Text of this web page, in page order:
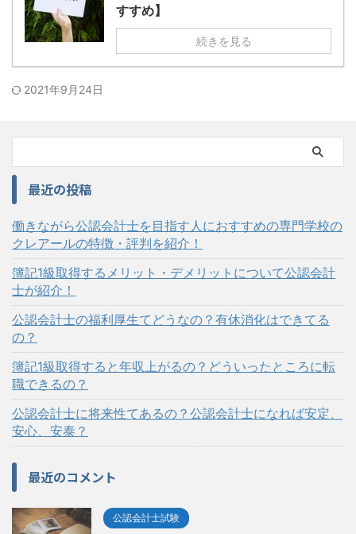
すすめ】
続きを見る
2021年9月24日
最近の投稿
働きながら公認会計士を目指す人におすすめの専門学校の
クレアールの特徴・評判を紹介！
簿記1級取得するメリット・デメリットについて公認会計
士が紹介！
公認会計士の福利厚生てどうなの？有休消化はできてる
の？
簿記1級取得すると年収上がるの？どういったところに転
職できるの？
公認会計士に将来性てあるの？公認会計士になれば安定、
安心、安泰？
最近のコメント
公認会計士試験